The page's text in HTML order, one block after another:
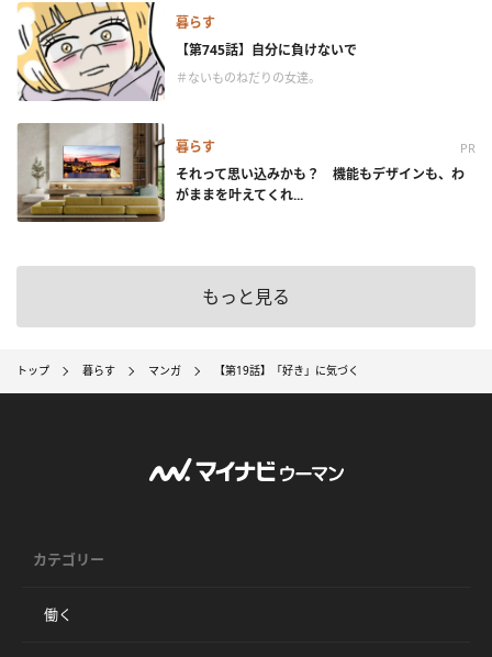
暮らす
【第745話】自分に負けないで
＃ないものねだりの女達。
暮らす PR
それって思い込みかも？ 機能もデザインも、わ
がままを叶えてくれ...
もっと見る
トップ 暮らす マンガ 【第19話】「好き」に気づく
カテゴリー
働く